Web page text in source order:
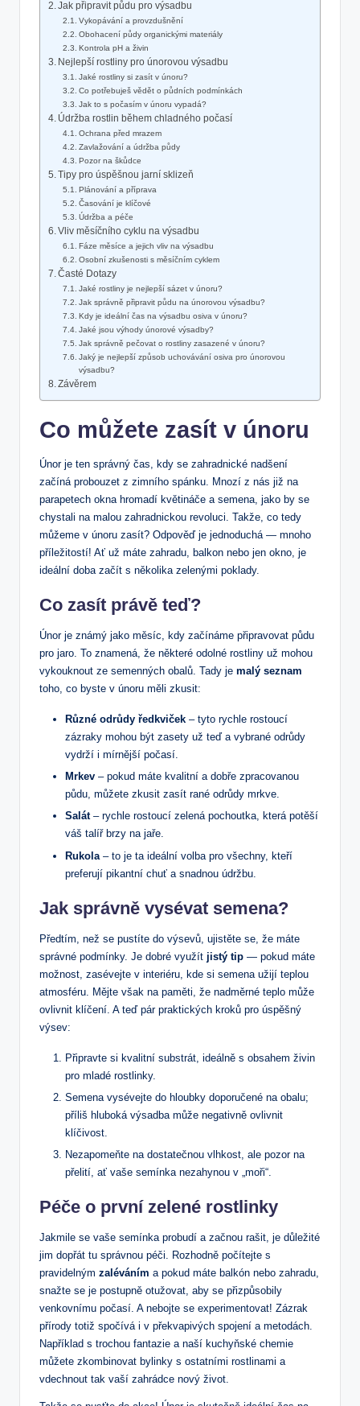
Jak připravit půdu pro výsadbu
Vykopávání a provzdušnění
Obohacení půdy organickými materiály
Kontrola pH a živin
Nejlepší rostliny pro únorovou výsadbu
Jaké rostliny si zasít v únoru?
Co potřebuješ vědět o půdních podmínkách
Jak to s počasím v únoru vypadá?
Údržba rostlin během chladného počasí
Ochrana před mrazem
Zavlažování a údržba půdy
Pozor na škůdce
Tipy pro úspěšnou jarní sklizeň
Plánování a příprava
Časování je klíčové
Údržba a péče
Vliv měsíčního cyklu na výsadbu
Fáze měsíce a jejich vliv na výsadbu
Osobní zkušenosti s měsíčním cyklem
Časté Dotazy
Jaké rostliny je nejlepší sázet v únoru?
Jak správně připravit půdu na únorovou výsadbu?
Kdy je ideální čas na výsadbu osiva v únoru?
Jaké jsou výhody únorové výsadby?
Jak správně pečovat o rostliny zasazené v únoru?
Jaký je nejlepší způsob uchovávání osiva pro únorovou
výsadbu?
Závěrem
Co můžete zasít v únoru
Únor je ten správný čas, kdy se zahradnické nadšení
začíná probouzet z zimního spánku. Mnozí z nás již na
parapetech okna hromadí květináče a semena, jako by se
chystali na malou zahradnickou revoluci. Takže, co tedy
můžeme v únoru zasít? Odpověď je jednoduchá — mnoho
příležitostí! Ať už máte zahradu, balkon nebo jen okno, je
ideální doba začít s několika zelenými poklady.
Co zasít právě teď?
Únor je známý jako měsíc, kdy začínáme připravovat půdu
pro jaro. To znamená, že některé odolné rostliny už mohou
vykouknout ze semenných obalů. Tady je malý seznam
toho, co byste v únoru měli zkusit:
Různé odrůdy ředkviček – tyto rychle rostoucí
zázraky mohou být zasety už teď a vybrané odrůdy
vydrží i mírnější počasí.
Mrkev – pokud máte kvalitní a dobře zpracovanou
půdu, můžete zkusit zasít rané odrůdy mrkve.
Salát– rychle rostoucí zelená pochoutka, která potěší
váš talíř brzy na jaře.
Rukola – to je ta ideální volba pro všechny, kteří
preferují pikantní chuť a snadnou údržbu.
Jak správně vysévat semena?
Předtím, než se pustíte do výsevů, ujistěte se, že máte
správné podmínky. Je dobré využít jistý tip — pokud máte
možnost, zasévejte v interiéru, kde si semena užijí teplou
atmosféru. Mějte však na paměti, že nadměrné teplo může
ovlivnit klíčení. A teď pár praktických kroků pro úspěšný
výsev:
Připravte si kvalitní substrát, ideálně s obsahem živin
pro mladé rostlinky.
Semena vysévejte do hloubky doporučené na obalu;
příliš hluboká výsadba může negativně ovlivnit
klíčivost.
Nezapomeňte na dostatečnou vlhkost, ale pozor na
přelití, ať vaše semínka nezahynou v „moři“.
Péče o první zelené rostlinky
Jakmile se vaše semínka probudí a začnou rašit, je důležité
jim dopřát tu správnou péči. Rozhodně počítejte s
pravidelným zaléváním a pokud máte balkón nebo zahradu,
snažte se je postupně otužovat, aby se přizpůsobily
venkovnímu počasí. A nebojte se experimentovat! Zázrak
přírody totiž spočívá i v překvapivých spojení a metodách.
Například s trochou fantazie a naší kuchyňské chemie
můžete zkombinovat bylinky s ostatními rostlinami a
vdechnout tak vaší zahrádce nový život.